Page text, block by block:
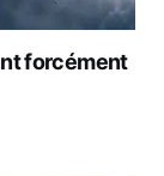
forcément